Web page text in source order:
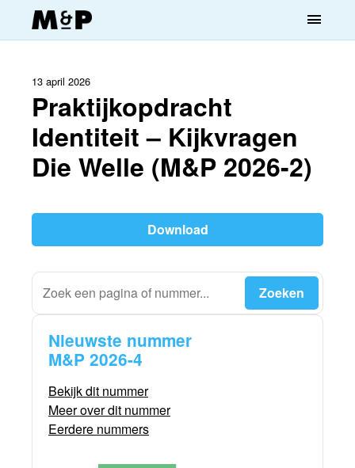
menu
13 april 2026
Praktijkopdracht
Identiteit – Kijkvragen
Die Welle (M&P 2026-2)
Download
Nieuwste nummer
M&P 2026-4
Bekijk dit nummer
Meer over dit nummer
Eerdere nummers